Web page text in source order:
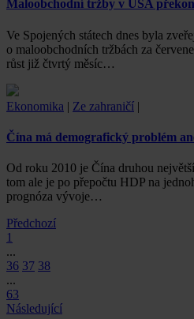
Maloobchodní tržby v USA
Ve Spojených státech dnes byla
o maloobchodních tržbách za
růst již čtvrtý měsíc…
Ekonomika | Ze zahraničí |
Čína má demografický problém
Od roku 2010 je Čína druhou
tom ale je po přepočtu HDP na
prognóza vývoje…
Předchozí
1
...
36 37 38
...
63
Následující